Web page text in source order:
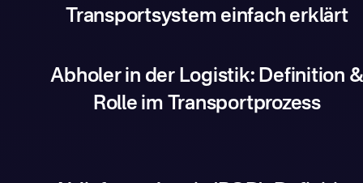
Transportsystem einfach erklärt
Abholer in der Logistik: Definition &
Rolle im Transportprozess